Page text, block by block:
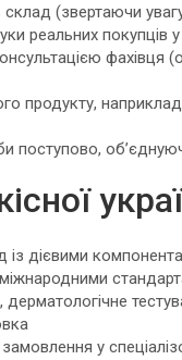
(звертаючи
реальних покупців
фахівця
продукту,
поступово,
із дієвими
дерматологічне
у